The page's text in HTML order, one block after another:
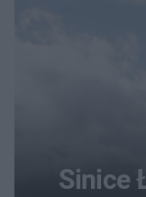
Sinice